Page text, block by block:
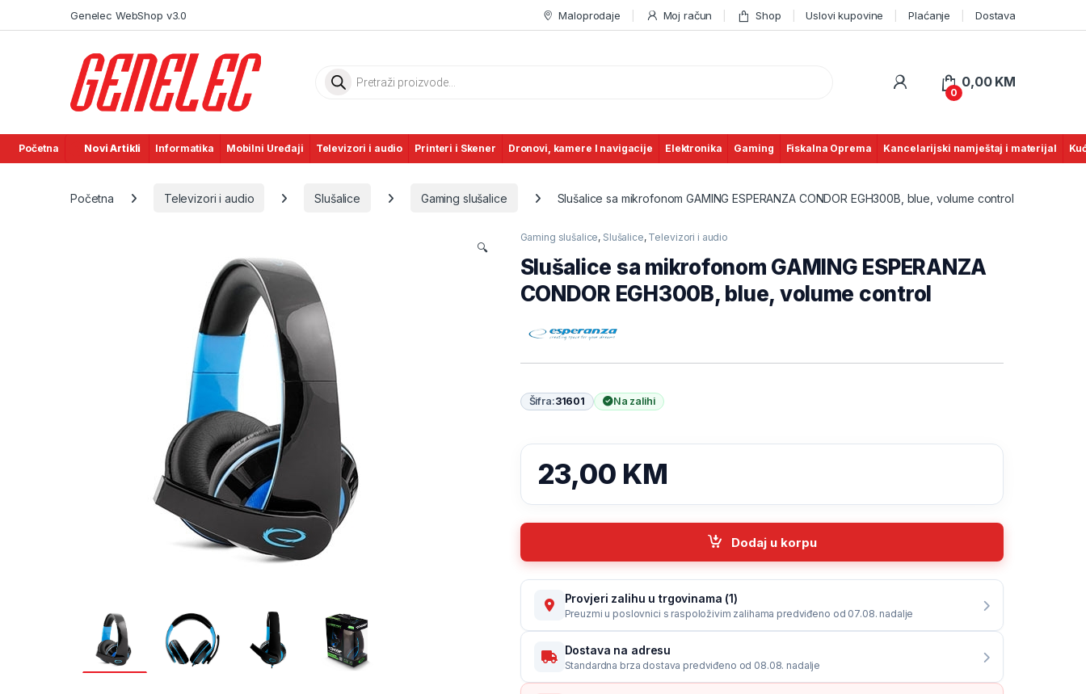
Genelec WebShop v3.0 Maloprodaje Moj račun Shop Uslovi kupovine Plaćanje Dostava
Products search
0
0,00 KM
Početna Novi Artikli Informatika Mobilni Uređaji Televizori i audio Printeri i Skener Dronovi, kamere I navigacije Elektronika Gaming Fiskalna Oprema Kancelarijski namještaj i materijal
Početna Televizori i audio Slušalice Gaming slušalice Slušalice sa mikrofonom GAMING ESPERANZA CONDOR EGH300B, blue, volume control
🔍
Gaming slušalice, Slušalice, Televizori i audio
Slušalice sa mikrofonom GAMING ESPERANZA
CONDOR EGH300B, blue, volume control
Šifra:31601 Na zalihi
23,00 KM
Dodaj u korpu
Provjeri zalihu u trgovinama (1)
Preuzmi u poslovnici s raspoloživim zalihama predviđeno od 07.08. nadalje
Dostava na adresu
Standardna brza dostava predviđeno od 08.08. nadalje